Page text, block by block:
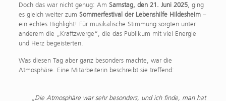
Doch das war nicht genug: Am Samstag, den 21. Juni 2025, ging
es gleich weiter zum Sommerfestival der Lebenshilfe Hildesheim–
ein echtes Highlight! Für musikalische Stimmung sorgten unter
anderem die „Kraftzwerge“, die das Publikum mit viel Energie
und Herz begeisterten.
Was diesen Tag aber ganz besonders machte, war die
Atmosphäre. Eine Mitarbeiterin beschreibt sie treffend:
„Die Atmosphäre war sehr besonders, und ich finde, man hat